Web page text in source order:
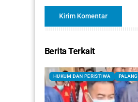
Berita Terkait
HUKUM DAN PERISTIWA